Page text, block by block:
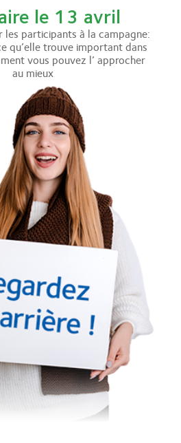
le 13 avril
les participants à la campagne:
qu’elle trouve important dans
vous pouvez l’ approcher
au mieux